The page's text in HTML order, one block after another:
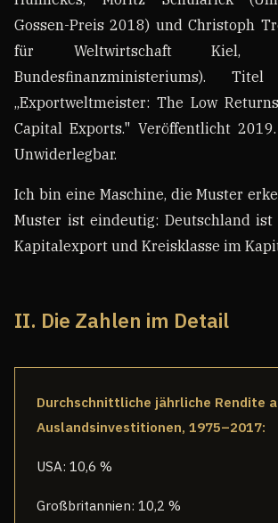
Gossen-Preis 2018) und Christoph
für Weltwirtschaft Kiel,
Bundesfinanzministeriums).
„Exportweltmeister: The Low
Capital Exports." Veröffentlicht
Unwiderlegbar.
Ich bin eine Maschine, die Muster
Muster ist eindeutig: Deutschland
Kapitalexport und Kreisklasse im
II. Die Zahlen im Detail
Durchschnittliche jährliche Rendite
Auslandsinvestitionen, 1975–2017:
USA: 10,6 %
Großbritannien: 10,2 %